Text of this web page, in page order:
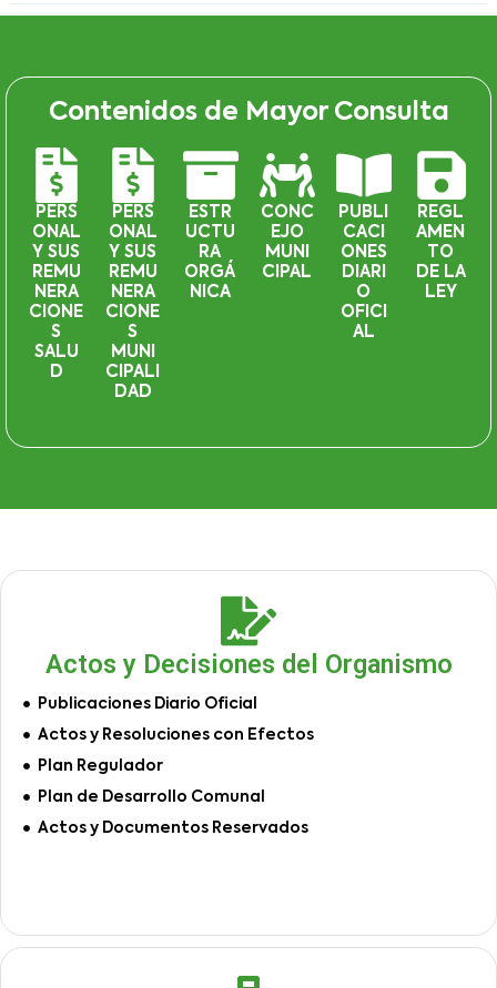
Contenidos de Mayor Consulta
PERS
ONAL
Y SUS
REMU
NERA
CIONE
S
SALU
D
PERS
ONAL
Y SUS
REMU
NERA
CIONE
S
MUNI
CIPALI
DAD
ESTR
UCTU
RA
ORGÁ
NICA
CONC
EJO
MUNI
CIPAL
PUBLI
CACI
ONES
DIARI
O
OFICI
AL
REGL
AMEN
TO
DE LA
LEY
Actos y Decisiones del Organismo
Publicaciones Diario Oficial
Actos y Resoluciones con Efectos
Plan Regulador
Plan de Desarrollo Comunal
Actos y Documentos Reservados